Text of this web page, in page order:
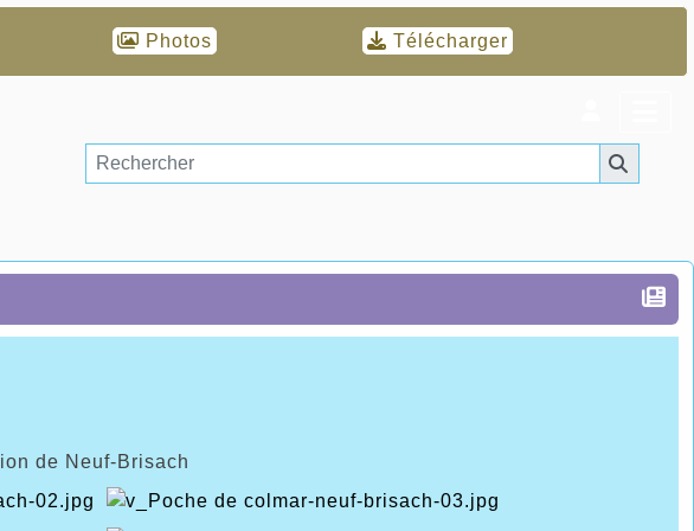
Photos Télécharger
de Neuf-Brisach